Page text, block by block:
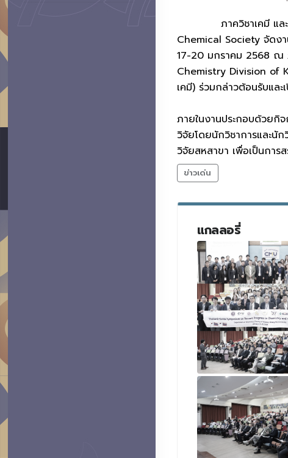
ภาควิชาเคมี และศูนย์
Chemical Society จัดง
17-20 มกราคม 2568 ณ
Chemistry Division of
เคมี) ร่วมกล่าวต้อนรับและ
ภายในงานประกอบด้วยกิ
วิจัยโดยนักวิชาการและนัก
วิจัยสหสาขา เพื่อเป็นการ
ข่าวเด่น
แกลลอรี่